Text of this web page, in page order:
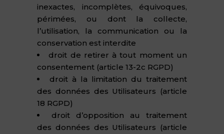
inexactes, incomplètes, équivoques,
périmées, ou dont la collecte,
l’utilisation, la communication ou la
conservation est interdite
droit de retirer à tout moment un
consentement (article 13-2c RGPD)
droit à la limitation du traitement
des données des Utilisateurs (article
18 RGPD)
droit d’opposition au traitement
des données des Utilisateurs (article